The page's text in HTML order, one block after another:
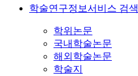
학술연구정보서비스 검색
학위논문
국내학술논문
해외학술논문
학술지